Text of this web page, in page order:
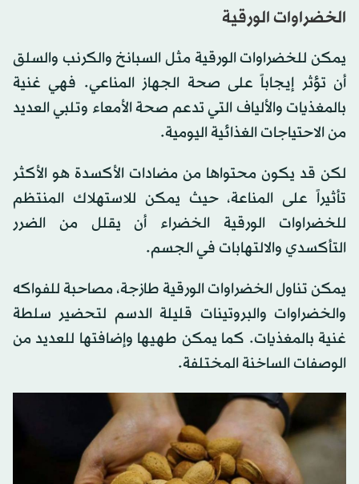
الخضراوات الورقية
يمكن للخضراوات الورقية مثل السبانخ والكرنب والسلق
أن تؤثر إيجاباً على صحة الجهاز المناعي. فهي غنية
بالمغذيات والألياف التي تدعم صحة الأمعاء وتلبي العديد
من الاحتياجات الغذائية اليومية.
لكن قد يكون محتواها من مضادات الأكسدة هو الأكثر
تأثيراً على المناعة، حيث يمكن للاستهلاك المنتظم
للخضراوات الورقية الخضراء أن يقلل من الضرر
التأكسدي والالتهابات في الجسم.
يمكن تناول الخضراوات الورقية طازجة، مصاحبة للفواكه
والخضراوات والبروتينات قليلة الدسم لتحضير سلطة
غنية بالمغذيات. كما يمكن طهيها وإضافتها للعديد من
الوصفات الساخنة المختلفة.